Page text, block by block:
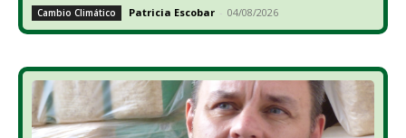
Cambio Climático Patricia Escobar - 04/08/2026